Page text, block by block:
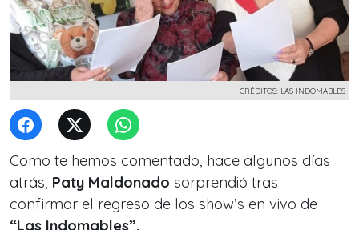
CRÉDITOS: LAS INDOMABLES
Como te hemos comentado, hace algunos días
atrás, Paty Maldonado sorprendió tras
confirmar el regreso de los show’s en vivo de
“Las Indomables”.